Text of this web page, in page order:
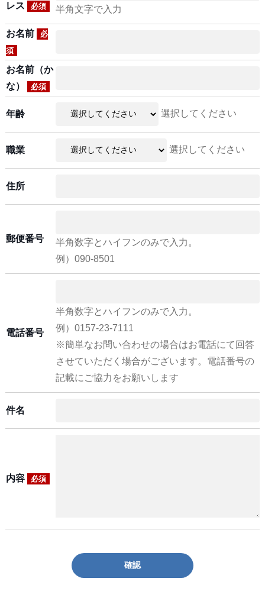
レス
必須 半角文字で入力
お名前
必
須
お名前（か
な）
必須
年齢 選択してください
職業 選択してください
住所
郵便番号
半角数字とハイフンのみで入力。
例）090-8501
電話番号
半角数字とハイフンのみで入力。
例）0157-23-7111
※簡単なお問い合わせの場合はお電話にて回答
させていただく場合がございます。電話番号の
記載にご協力をお願いします
件名
内容 必須
確認